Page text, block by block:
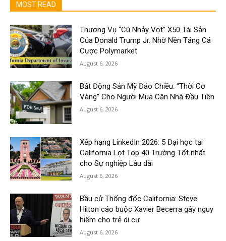
MOST READ
Thương Vụ “Cú Nhảy Vọt” X50 Tài Sản
Của Donald Trump Jr. Nhờ Nền Tảng Cá
Cược Polymarket
August 6, 2026
Bất Động Sản Mỹ Đảo Chiều: “Thời Cơ
Vàng” Cho Người Mua Căn Nhà Đầu Tiên
August 6, 2026
Xếp hạng LinkedIn 2026: 5 Đại học tại
California Lọt Top 40 Trường Tốt nhất
cho Sự nghiệp Lâu dài
August 6, 2026
Bầu cử Thống đốc California: Steve
Hilton cáo buộc Xavier Becerra gây nguy
hiểm cho trẻ di cư
August 6, 2026